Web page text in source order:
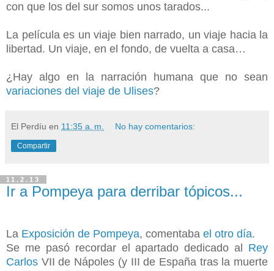
con que los del sur somos unos tarados...
La película es un viaje bien narrado, un viaje hacia la
libertad. Un viaje, en el fondo, de vuelta a casa…
¿Hay algo en la narración humana que no sean
variaciones del viaje de Ulises?
El Perdíu en 11:35 a. m. No hay comentarios:
Compartir
11.2.13
Ir a Pompeya para derribar tópicos...
La Exposición de Pompeya, comentaba el otro día.
Se me pasó recordar el apartado dedicado al Rey
Carlos VII de Nápoles (y III de España tras la muerte